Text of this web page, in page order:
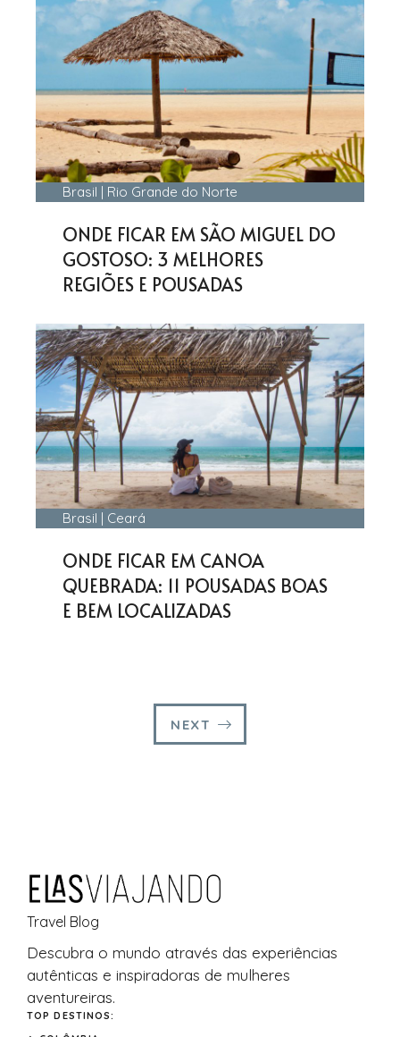
Brasil | Rio Grande do Norte
ONDE FICAR EM SÃO MIGUEL DO
GOSTOSO: 3 MELHORES
REGIÕES E POUSADAS
Brasil | Ceará
ONDE FICAR EM CANOA
QUEBRADA: 11 POUSADAS BOAS
E BEM LOCALIZADAS
NEXT
Travel Blog
Descubra o mundo através das experiências
autênticas e inspiradoras de mulheres
aventureiras.
TOP DESTINOS: